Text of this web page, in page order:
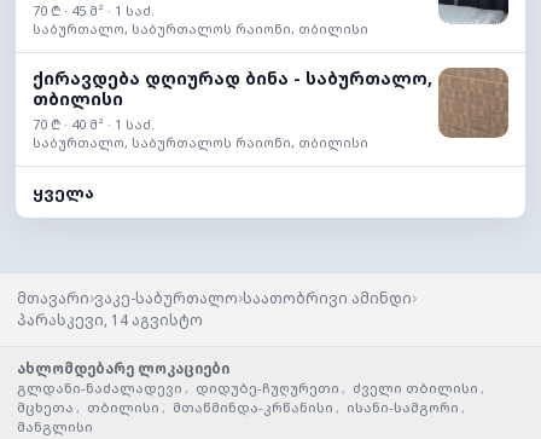
70 ₾ · 45 მ² · 1 საძ.
საბურთალო, საბურთალოს რაიონი, თბილისი
ქირავდება დღიურად ბინა - საბურთალო,
თბილისი
70 ₾ · 40 მ² · 1 საძ.
საბურთალო, საბურთალოს რაიონი, თბილისი
ყველა
მთავარი›ვაკე-საბურთალო›საათობრივი ამინდი›
პარასკევი, 14 აგვისტო
ახლომდებარე ლოკაციები
გლდანი-ნაძალადევი , დიდუბე-ჩუღურეთი , ძველი თბილისი ,
მცხეთა , თბილისი , მთაწმინდა-კრწანისი , ისანი-სამგორი ,
მანგლისი